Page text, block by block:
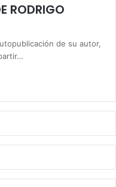
RODRIGO
de su autor,